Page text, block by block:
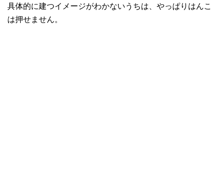
具体的に建つイメージがわかないうちは、やっぱりはんこ
は押せません。